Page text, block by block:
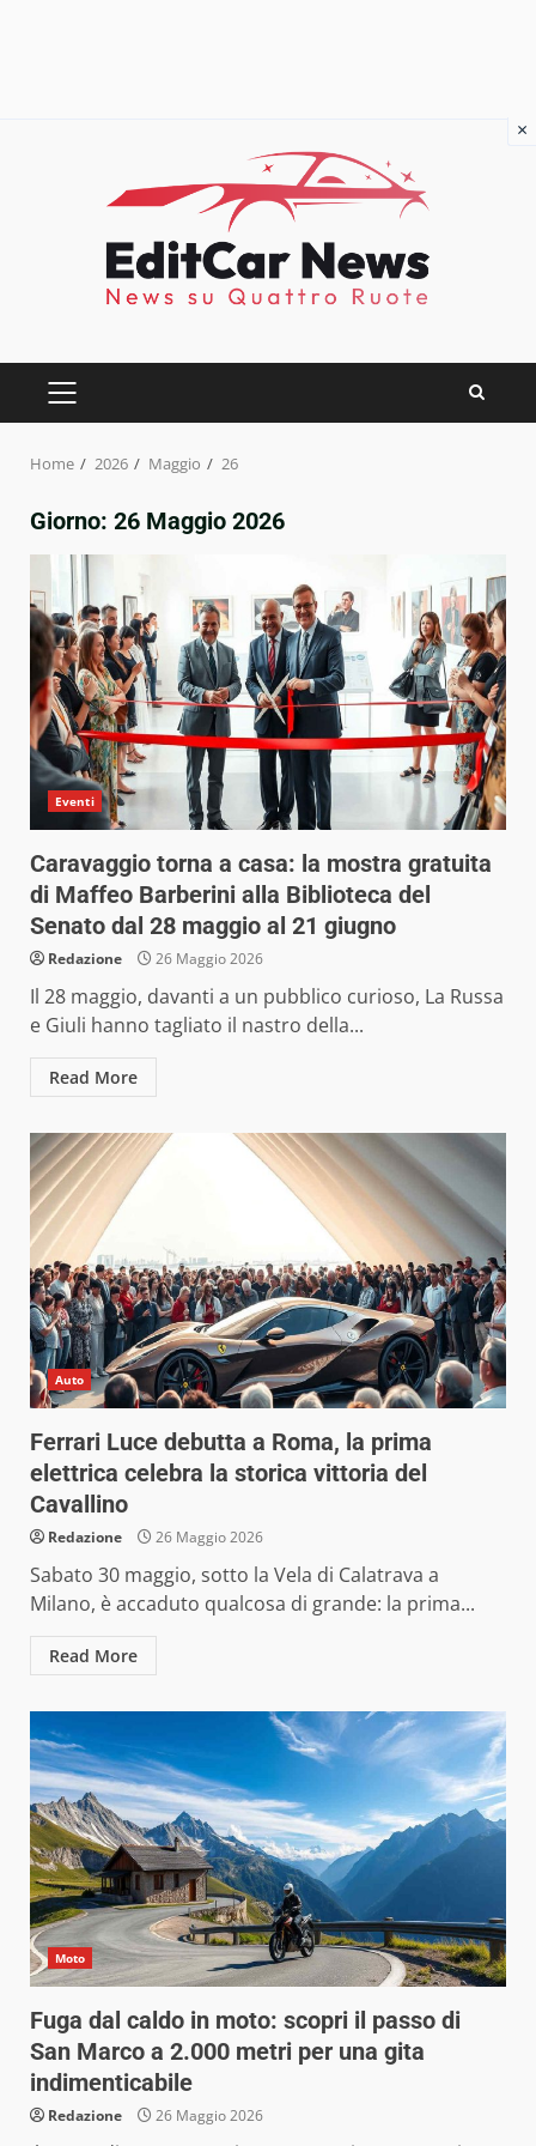
PRIMARY
MENU
Home 2026 Maggio 26
Giorno: 26 Maggio 2026
Eventi
Caravaggio torna a casa: la mostra gratuita
di Maffeo Barberini alla Biblioteca del
Senato dal 28 maggio al 21 giugno
Redazione 26 Maggio 2026
Il 28 maggio, davanti a un pubblico curioso, La Russa
e Giuli hanno tagliato il nastro della...
Read More
Auto
Ferrari Luce debutta a Roma, la prima
elettrica celebra la storica vittoria del
Cavallino
Redazione 26 Maggio 2026
Sabato 30 maggio, sotto la Vela di Calatrava a
Milano, è accaduto qualcosa di grande: la prima...
Read More
Moto
Fuga dal caldo in moto: scopri il passo di
San Marco a 2.000 metri per una gita
indimenticabile
Redazione 26 Maggio 2026
×